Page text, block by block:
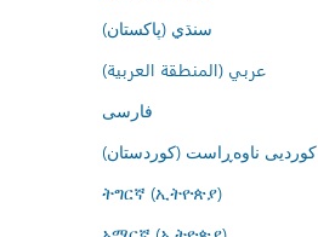
سنڌي (پاکستان)
عربي (المنطقة العربية)
فارسى
کوردیی ناوەڕاست (کوردستان)
ትግርኛ (ኢትዮጵያ)